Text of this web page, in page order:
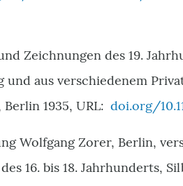
Zeichnungen des 19.
und aus verschiedenem
1935, URL: doi.org/
Wolfgang Zorer, Berlin,
16. bis 18. Jahrhunderts,